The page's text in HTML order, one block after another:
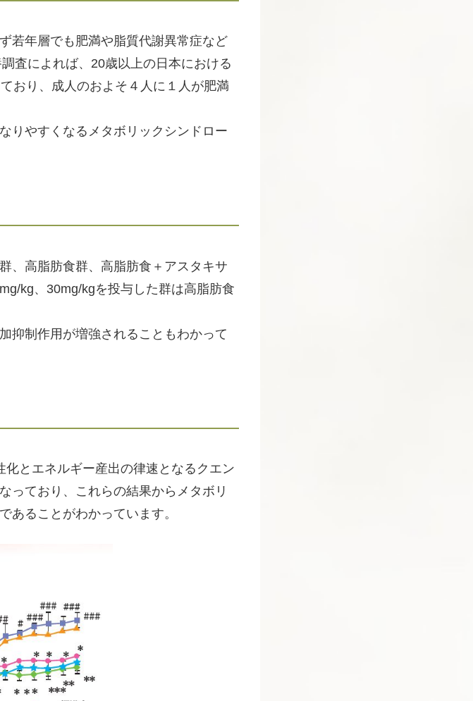
若年層でも肥満や脂質代謝異常症など
査によれば、20歳以上の日本における
おり、成人のおよそ４人に１人が肥満
りやすくなるメタボリックシンドロー
、高脂肪食群、高脂肪食＋アスタキサ
kg、30mg/kgを投与した群は高脂肪食
抑制作用が増強されることもわかって
とエネルギー産出の律速となるクエン
っており、これらの結果からメタボリ
あることがわかっています。